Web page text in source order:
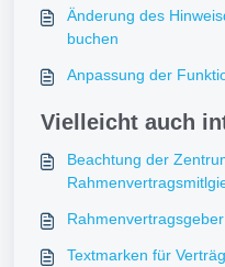
Änderung des
buchen
Anpassung der
Vielleicht auch
Beachtung der
Textmarken für